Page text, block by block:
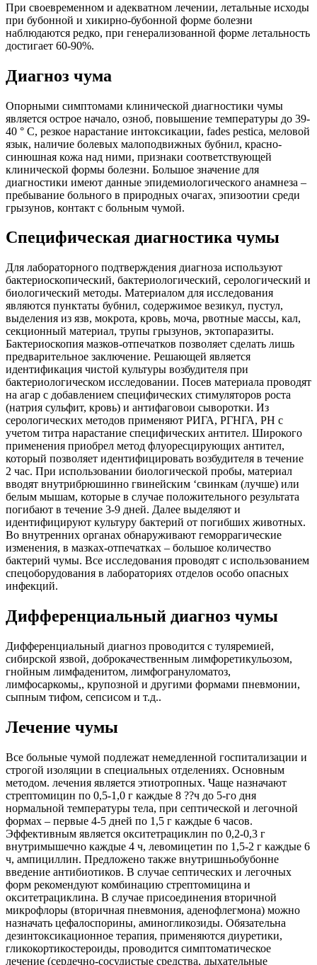
При своевременном и адекватном лечении, летальные исходы
при бубонной и хикирно-бубонной форме болезни
наблюдаются редко, при генерализованной форме летальность
достигает 60-90%.
Диагноз чума
Опорными симптомами клинической диагностики чумы
является острое начало, озноб, повышение температуры до 39-
40 ° С, резкое нарастание интоксикации, fades pestica, меловой
язык, наличие болевых малоподвижных бубнил, красно-
синюшная кожа над ними, признаки соответствующей
клинической формы болезни. Большое значение для
диагностики имеют данные эпидемиологического анамнеза –
пребывание больного в природных очагах, эпизоотии среди
грызунов, контакт с больным чумой.
Специфическая диагностика чумы
Для лабораторного подтверждения диагноза используют
бактериоскопический, бактериологический, серологический и
биологический методы. Материалом для исследования
являются пунктаты бубнил, содержимое везикул, пустул,
выделения из язв, мокрота, кровь, моча, рвотные массы, кал,
секционный материал, трупы грызунов, эктопаразиты.
Бактериоскопия мазков-отпечатков позволяет сделать лишь
предварительное заключение. Решающей является
идентификация чистой культуры возбудителя при
бактериологическом исследовании. Посев материала проводят
на агар с добавлением специфических стимуляторов роста
(натрия сульфит, кровь) и антифаговои сыворотки. Из
серологических методов применяют РИГА, РГНГА, РН с
учетом титра нарастание специфических антител. Широкого
применения приобрел метод флуоресцирующих антител,
который позволяет идентифицировать возбудителя в течение
2 час. При использовании биологической пробы, материал
вводят внутрибрюшинно гвинейским ‘свинкам (лучше) или
белым мышам, которые в случае положительного результата
погибают в течение 3-9 дней. Далее выделяют и
идентифицируют культуру бактерий от погибших животных.
Во внутренних органах обнаруживают геморрагические
изменения, в мазках-отпечатках – большое количество
бактерий чумы. Все исследования проводят с использованием
спецоборудования в лабораториях отделов особо опасных
инфекций.
Дифференциальный диагноз чумы
Дифференциальный диагноз проводится с туляремией,
сибирской язвой, доброкачественным лимфоретикульозом,
гнойным лимфаденитом, лимфогрануломатоз,
лимфосаркомы,, крупозной и другими формами пневмонии,
сыпным тифом, сепсисом и т.д..
Лечение чумы
Все больные чумой подлежат немедленной госпитализации и
строгой изоляции в специальных отделениях. Основным
методом. лечения является этиотропных. Чаще назначают
стрептомицин по 0,5-1,0 г каждые 8 ??ч до 5-го дня
нормальной температуры тела, при септической и легочной
формах – первые 4-5 дней по 1,5 г каждые 6 часов.
Эффективным является окситетрациклин по 0,2-0,3 г
внутримышечно каждые 4 ч, левомицетин по 1,5-2 г каждые 6
ч, ампициллин. Предложено также внутришньобубонне
введение антибиотиков. В случае септических и легочных
форм рекомендуют комбинацию стрептомицина и
окситетрациклина. В случае присоединения вторичной
микрофлоры (вторичная пневмония, аденофлегмона) можно
назначать цефалоспорины, аминогликозиды. Обязательна
дезинтоксикационное терапия, применяются диуретики,
гликокортикостероиды, проводится симптоматическое
лечение (сердечно-сосудистые средства, дыхательные